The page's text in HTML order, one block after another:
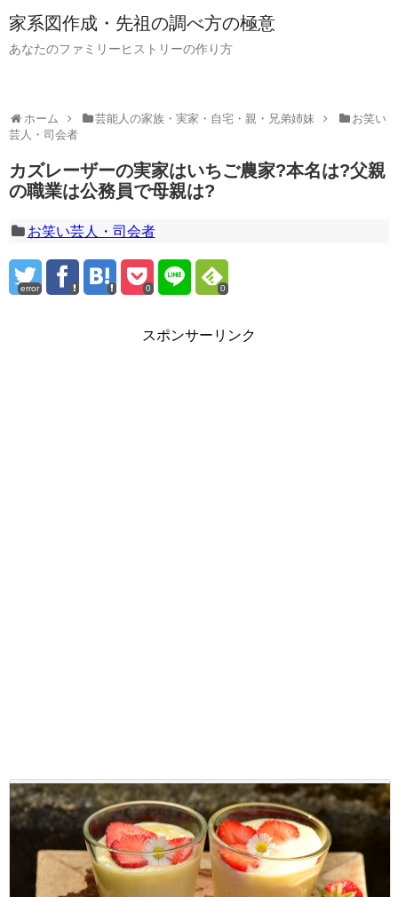
家系図作成・先祖の調べ方の極意
あなたのファミリーヒストリーの作り方
ホーム 芸能人の家族・実家・自宅・親・兄弟姉妹
お笑い
芸人・司会者
カズレーザーの実家はいちご農家?本名は?父親
の職業は公務員で母親は?
お笑い芸人・司会者
error 0 0
スポンサーリンク